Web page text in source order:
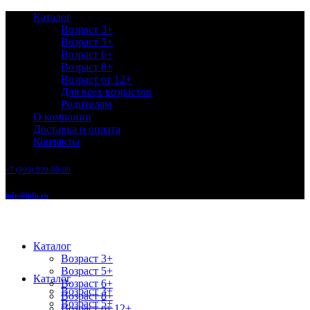
Каталог
Возраст 3+
Возраст 5+
Возраст 6+
Возраст 8+
Возраст от 12+
Для всех возрастов
Родителям
О компании
Доставка и оплата
Контакты
+7 (999) 999-99-99
info@info.ru
Каталог
Возраст 3+
Возраст 5+
Возраст 6+
Возраст 8+
Каталог
Возраст 3+
Возраст 5+